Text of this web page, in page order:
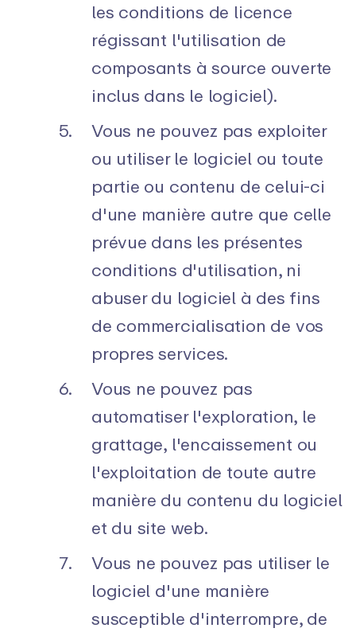
les conditions de licence
régissant l'utilisation de
composants à source ouverte
inclus dans le logiciel).
Vous ne pouvez pas exploiter
ou utiliser le logiciel ou toute
partie ou contenu de celui-ci
d'une manière autre que celle
prévue dans les présentes
conditions d'utilisation, ni
abuser du logiciel à des fins
de commercialisation de vos
propres services.
Vous ne pouvez pas
automatiser l'exploration, le
grattage, l'encaissement ou
l'exploitation de toute autre
manière du contenu du logiciel
et du site web.
Vous ne pouvez pas utiliser le
logiciel d'une manière
susceptible d'interrompre, de